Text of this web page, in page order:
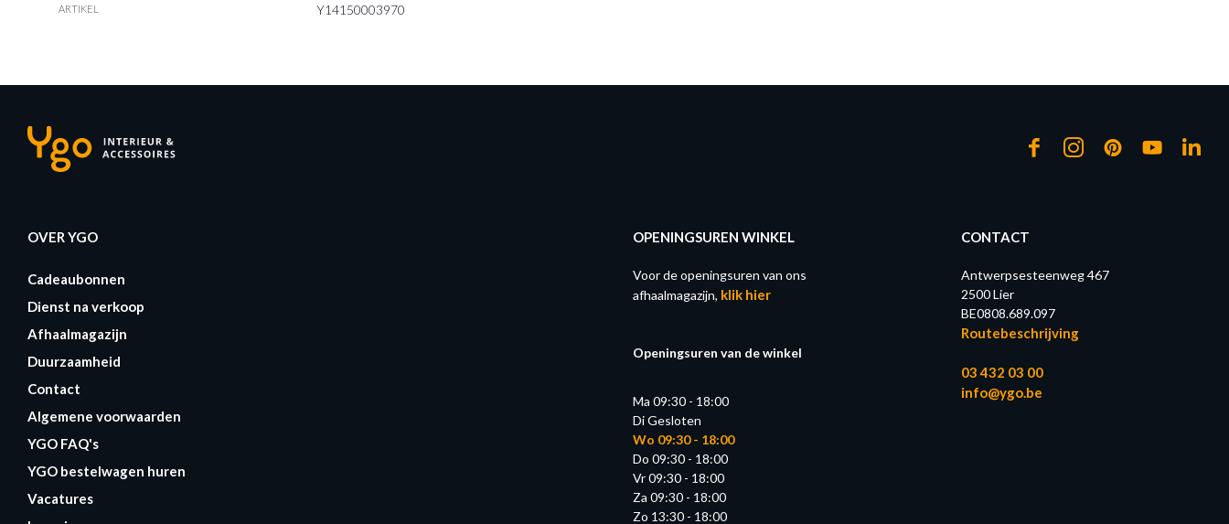
ARTIKEL Y14150003970
OVER YGO
Cadeaubonnen
Dienst na verkoop
Afhaalmagazijn
Duurzaamheid
Contact
Algemene voorwaarden
YGO FAQ's
YGO bestelwagen huren
Vacatures
OPENINGSUREN WINKEL
Voor de openingsuren van ons
afhaalmagazijn, klik hier
Openingsuren van de winkel
Ma 09:30 - 18:00
Di Gesloten
Wo 09:30 - 18:00
Do 09:30 - 18:00
Vr 09:30 - 18:00
Za 09:30 - 18:00
Zo 13:30 - 18:00
CONTACT
Antwerpsesteenweg 467
2500 Lier
BE0808.689.097
Routebeschrijving
03 432 03 00
info@ygo.be